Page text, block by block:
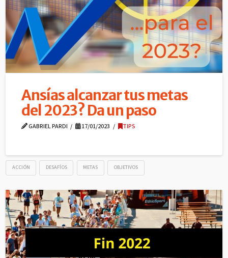
Ansías alcanzar tus metas
del 2023? Da un paso
GABRIEL PARDI 17/01/2023 TIPS
ACCIÓN DESAFÍOS METAS OBJETIVOS